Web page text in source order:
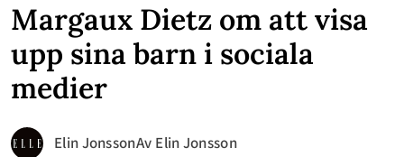
Margaux Dietz om att visa
upp sina barn i sociala
medier
Elin JonssonAv Elin Jonsson